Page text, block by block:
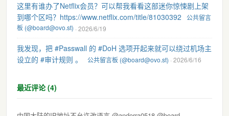
这里有谁办了Netflix会员？可以帮我看看这部迷你惊悚剧上架
到哪个区吗？https://www.netflix.com/title/81030392
公共留言
板 (@board@ovo.st) · 2026/6/19
我发现，把 #Passwall 的 #DoH 选项开起来就可以绕过机场主
设立的 #审计规则 。
公共留言板 (@board@ovo.st) · 2026/6/16
最近评论 (4)